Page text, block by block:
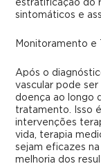
estratificação do
sintomáticos e
Monitoramento e
Após o
vascular pode
doença ao longo
tratamento. Isso
intervenções
vida, terapia
sejam eficazes
melhoria dos